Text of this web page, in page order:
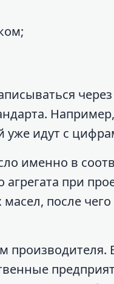
уже идут с
именно в
агрегата при
после